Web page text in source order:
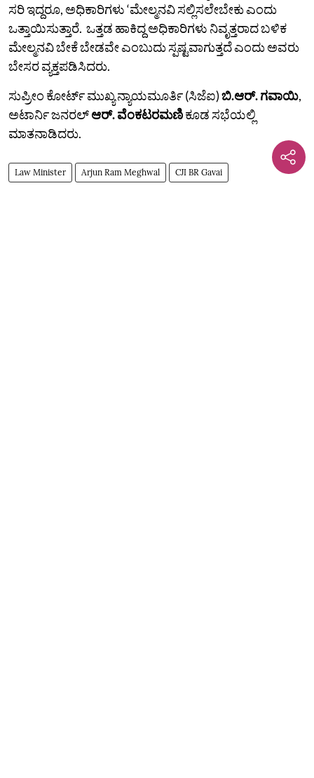
ಸರಿ ಇದ್ದರೂ, ಅಧಿಕಾರಿಗಳು ‘ಮೇಲ್ಮನವಿ ಸಲ್ಲಿಸಲೇಬೇಕು ಎಂದು
ಒತ್ತಾಯಿಸುತ್ತಾರೆ. ಒತ್ತಡ ಹಾಕಿದ್ದ ಅಧಿಕಾರಿಗಳು ನಿವೃತ್ತರಾದ ಬಳಿಕ
ಮೇಲ್ಮನವಿ ಬೇಕೆ ಬೇಡವೇ ಎಂಬುದು ಸ್ಪಷ್ಟವಾಗುತ್ತದೆ ಎಂದು ಅವರು
ಬೇಸರ ವ್ಯಕ್ತಪಡಿಸಿದರು.
ಸುಪ್ರೀಂ ಕೋರ್ಟ್‌ ಮುಖ್ಯ ನ್ಯಾಯಮೂರ್ತಿ (ಸಿಜೆಐ)ಬಿ.ಆರ್. ಗವಾಯಿ,
ಅಟಾರ್ನಿ ಜನರಲ್ಆರ್. ವೆಂಕಟರಮಣಿಕೂಡ ಸಭೆಯಲ್ಲಿ
ಮಾತನಾಡಿದರು.
Law Minister Arjun Ram Meghwal CJI BR Gavai